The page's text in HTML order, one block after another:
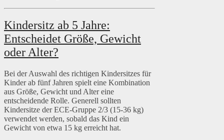
Kindersitz ab 5 Jahre:
Entscheidet Größe, Gewicht
oder Alter?
Bei der Auswahl des richtigen Kindersitzes für
Kinder ab fünf Jahren spielt eine Kombination
aus Größe, Gewicht und Alter eine
entscheidende Rolle. Generell sollten
Kindersitze der ECE-Gruppe 2/3 (15-36 kg)
verwendet werden, sobald das Kind ein
Gewicht von etwa 15 kg erreicht hat.